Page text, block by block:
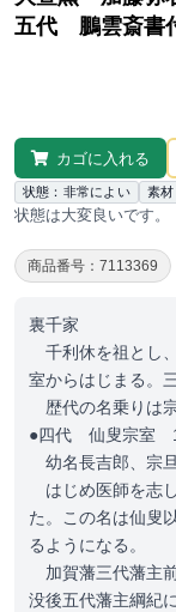
五代 鵬雲斎書
カゴに入れる
状態：非常によい 素
状態は大変良いです。
商品番号：7113369
裏千家
千利休を祖とし
室からはじまる。
歴代の名乗りは宗
●四代 仙叟宗室
幼名長吉郎、宗旦
はじめ医師を志
た。この名は仙叟
るようになる。
加賀藩三代藩主
没後五代藩主綱紀